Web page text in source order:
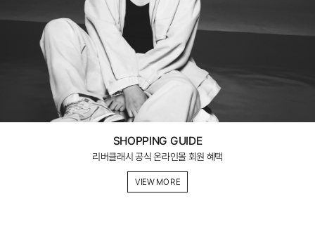
SHOPPING GUIDE
리버클래시 공식 온라인몰 회원 혜택
VIEW MORE